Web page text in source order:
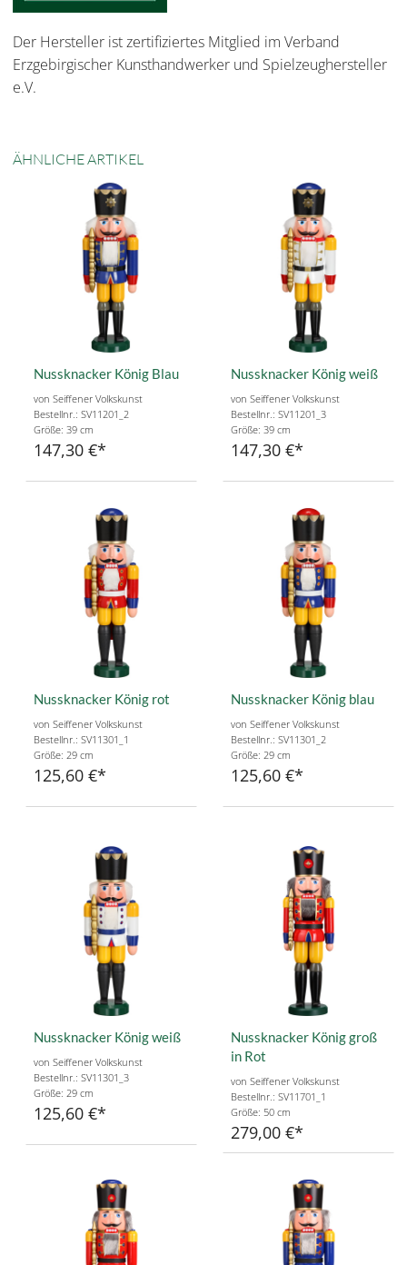
Der Hersteller ist zertifiziertes Mitglied im Verband
Erzgebirgischer Kunsthandwerker und Spielzeughersteller
e.V.
ÄHNLICHE ARTIKEL
Nussknacker König Blau
von Seiffener Volkskunst
Bestellnr.: SV11201_2
Größe: 39 cm
147,30 €
Nussknacker König weiß
von Seiffener Volkskunst
Bestellnr.: SV11201_3
Größe: 39 cm
147,30 €
Nussknacker König rot
von Seiffener Volkskunst
Bestellnr.: SV11301_1
Größe: 29 cm
125,60 €
Nussknacker König blau
von Seiffener Volkskunst
Bestellnr.: SV11301_2
Größe: 29 cm
125,60 €
Nussknacker König weiß
von Seiffener Volkskunst
Bestellnr.: SV11301_3
Größe: 29 cm
125,60 €
Nussknacker König groß
in Rot
von Seiffener Volkskunst
Bestellnr.: SV11701_1
Größe: 50 cm
279,00 €